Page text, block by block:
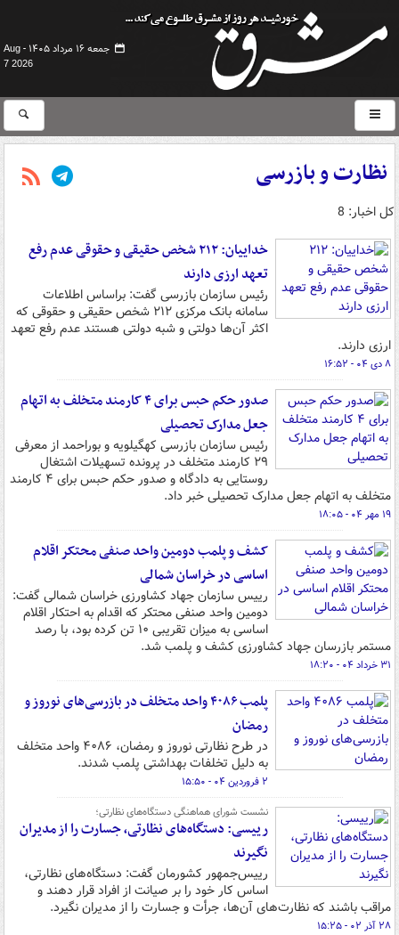
جمعه ۱۶ مرداد ۱۴۰۵ -
Aug
7 2026
نظارت و بازرسی
کل اخبار: 8
خداییان: ۲۱۲ شخص حقیقی و حقوقی عدم رفع
تعهد ارزی دارند
رئیس سازمان بازرسی گفت: براساس اطلاعات
سامانه بانک مرکزی ۲۱۲ شخص حقیقی و حقوقی که
اکثر آن‌ها دولتی و شبه دولتی هستند عدم رفع تعهد
ارزی دارند.
۸ دی ۰۴ - ۱۶:۵۲
صدور حکم حبس برای ۴ کارمند متخلف به اتهام
جعل مدارک تحصیلی
رئیس سازمان بازرسی کهگیلویه و بوراحمد از معرفی
۲۹ کارمند متخلف در پرونده تسهیلات اشتغال
روستایی به دادگاه و صدور حکم حبس برای ۴ کارمند
متخلف به اتهام جعل مدارک تحصیلی خبر داد.
۱۹ مهر ۰۴ - ۱۸:۰۵
کشف و پلمب دومین واحد صنفی محتکر اقلام
اساسی در خراسان شمالی
رییس سازمان جهاد کشاورزی خراسان شمالی گفت:
دومین واحد صنفی محتکر که اقدام به احتکار اقلام
اساسی به میزان تقریبی ۱۰ تن کرده بود، با رصد
مستمر بازرسان جهاد کشاورزی کشف و پلمب شد.
۳۱ خرداد ۰۴ - ۱۸:۲۰
پلمب ۴۰۸۶ واحد متخلف در بازرسی‌های نوروز و
رمضان
در طرح نظارتی نوروز و رمضان، ۴۰۸۶ واحد متخلف
به دلیل تخلفات بهداشتی پلمب شدند.
۲ فروردین ۰۴ - ۱۵:۵۰
نشست شورای هماهنگی دستگاه‌های نظارتی؛
رییسی: دستگاه‌های نظارتی، جسارت را از مدیران
نگیرند
رییس‌جمهور کشورمان گفت: دستگاه‌های نظارتی،
اساس کار خود را بر صیانت از افراد قرار دهند و
مراقب باشند که نظارت‌های آن‌ها، جرأت و جسارت را از مدیران نگیرد.
۲۸ آذر ۰۲ - ۱۵:۲۵